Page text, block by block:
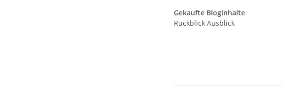
Gekaufte Bloginhalte
Rückblick Ausblick